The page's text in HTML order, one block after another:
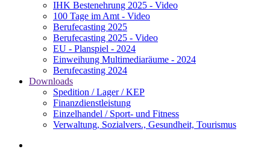
IHK Bestenehrung 2025 - Video
100 Tage im Amt - Video
Berufecasting 2025
Berufecasting 2025 - Video
EU - Planspiel - 2024
Einweihung Multimediaräume - 2024
Berufecasting 2024
Downloads
Spedition / Lager / KEP
Finanzdienstleistung
Einzelhandel / Sport- und Fitness
Verwaltung, Sozialvers., Gesundheit, Tourismus